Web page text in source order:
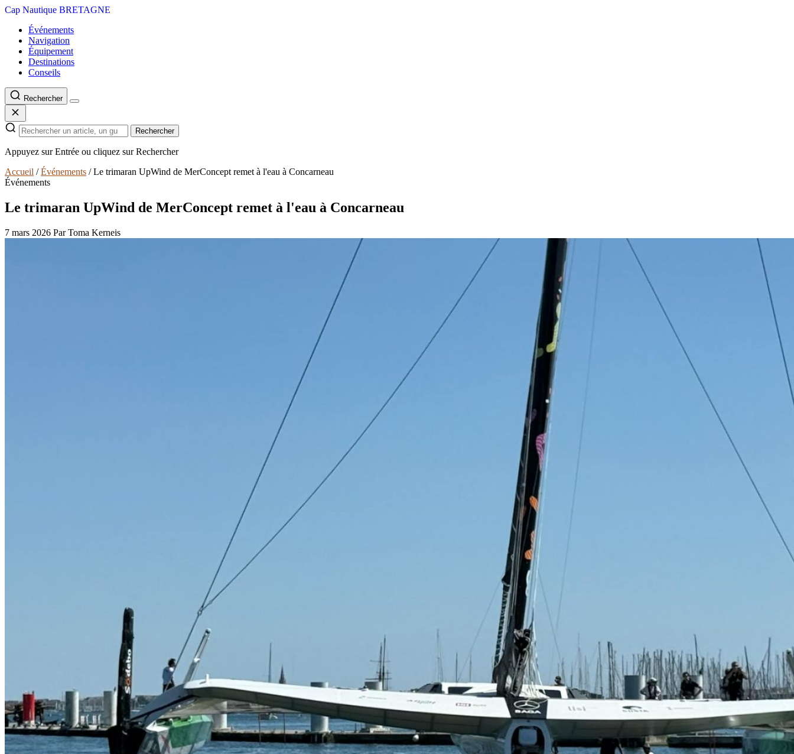
Cap Nautique BRETAGNE
Événements
Navigation
Équipement
Destinations
Conseils
Rechercher
Rechercher
Appuyez sur Entrée ou cliquez sur Rechercher
Accueil / Événements / Le trimaran UpWind de MerConcept remet à l'eau à Concarneau
Événements
Le trimaran UpWind de MerConcept remet à l'eau à Concarneau
7 mars 2026 Par Toma Kerneis